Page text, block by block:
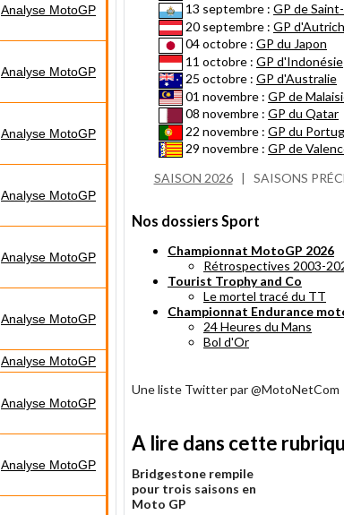
Analyse MotoGP
Analyse MotoGP
Analyse MotoGP
Analyse MotoGP
Analyse MotoGP
Analyse MotoGP
Analyse MotoGP
Analyse MotoGP
Analyse MotoGP
13 septembre : GP de
20 septembre : GP
04 octobre : GP du Japon
11 octobre : GP d'Indonésie
25 octobre : GP d'Australie
01 novembre : GP de
08 novembre : GP du Qatar
22 novembre : GP du
29 novembre : GP de
SAISON 2026| SAISONS
Nos dossiers Sport
Championnat MotoGP 2026
Rétrospectives 2003-
Tourist Trophy and Co
Le mortel tracé du TT
Championnat Endurance
24 Heures du Mans
Bol d'Or
Une liste Twitter par @MotoNetCom
A lire dans cette
Bridgestone rempile
pour trois saisons en
Moto GP